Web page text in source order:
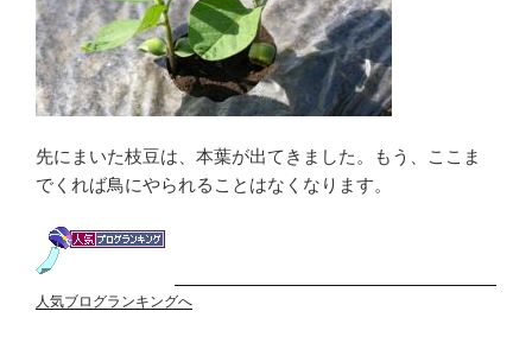
先にまいた枝豆は、本葉が出てきました。もう、ここま
でくれば鳥にやられることはなくなります。
人気ブログランキングへ